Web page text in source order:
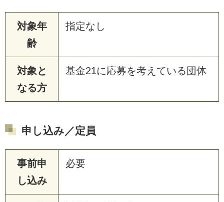
対象年
齢
指定なし
対象と
なる方
基金21に応募を考えている団体
申し込み／定員
事前申
し込み
必要